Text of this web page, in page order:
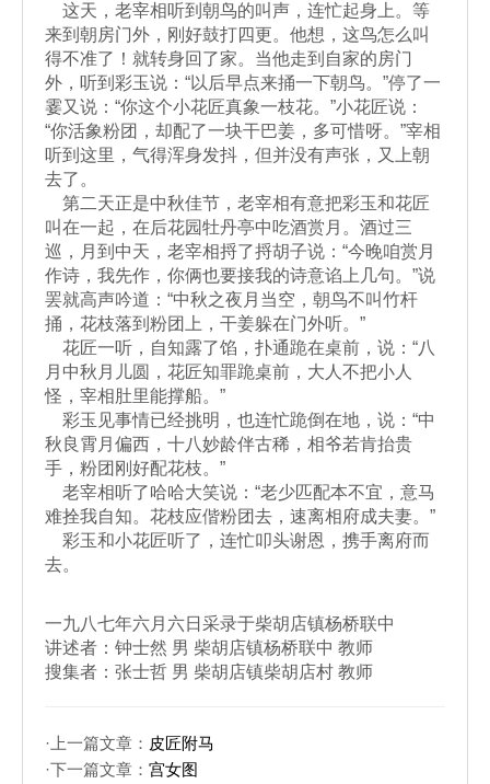
这天，老宰相听到朝鸟的叫声，连忙起身上。等
来到朝房门外，刚好鼓打四更。他想，这鸟怎么叫
得不准了！就转身回了家。当他走到自家的房门
外，听到彩玉说：“以后早点来捅一下朝鸟。”停了一
霎又说：“你这个小花匠真象一枝花。”小花匠说：
“你活象粉团，却配了一块干巴姜，多可惜呀。”宰相
听到这里，气得浑身发抖，但并没有声张，又上朝
去了。
第二天正是中秋佳节，老宰相有意把彩玉和花匠
叫在一起，在后花园牡丹亭中吃酒赏月。酒过三
巡，月到中天，老宰相捋了捋胡子说：“今晚咱赏月
作诗，我先作，你俩也要接我的诗意谄上几句。”说
罢就高声吟道：“中秋之夜月当空，朝鸟不叫竹杆
捅，花枝落到粉团上，干姜躲在门外听。”
花匠一听，自知露了馅，扑通跪在桌前，说：“八
月中秋月儿圆，花匠知罪跪桌前，大人不把小人
怪，宰相肚里能撑船。”
彩玉见事情已经挑明，也连忙跪倒在地，说：“中
秋良霄月偏西，十八妙龄伴古稀，相爷若肯抬贵
手，粉团刚好配花枝。”
老宰相听了哈哈大笑说：“老少匹配本不宜，意马
难拴我自知。花枝应偕粉团去，速离相府成夫妻。”
彩玉和小花匠听了，连忙叩头谢恩，携手离府而
去。
一九八七年六月六日采录于柴胡店镇杨桥联中
讲述者：钟士然 男 柴胡店镇杨桥联中 教师
搜集者：张士哲 男 柴胡店镇柴胡店村 教师
·上一篇文章： 皮匠附马
·下一篇文章： 宫女图